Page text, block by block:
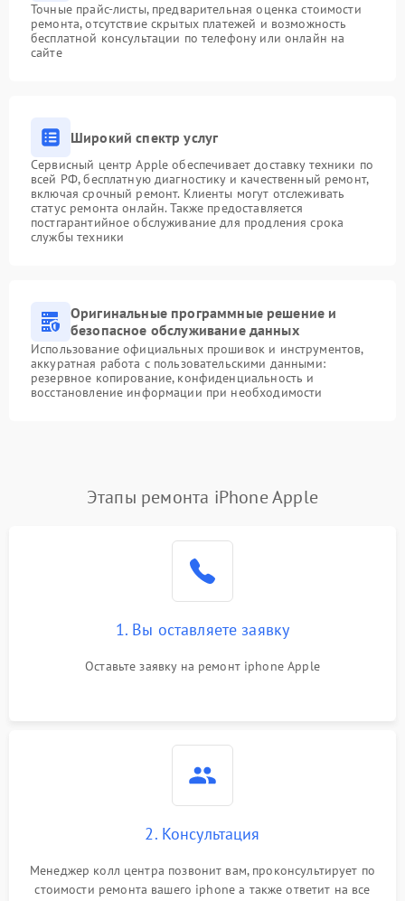
Точные прайс-листы, предварительная оценка стоимости
ремонта, отсутствие скрытых платежей и возможность
бесплатной консультации по телефону или онлайн на
сайте
Широкий спектр услуг
Сервисный центр Apple обеспечивает доставку техники по
всей РФ, бесплатную диагностику и качественный ремонт,
включая срочный ремонт. Клиенты могут отслеживать
статус ремонта онлайн. Также предоставляется
постгарантийное обслуживание для продления срока
службы техники
Оригинальные программные решение и
безопасное обслуживание данных
Использование официальных прошивок и инструментов,
аккуратная работа с пользовательскими данными:
резервное копирование, конфиденциальность и
восстановление информации при необходимости
Этапы ремонта iPhone Apple
1. Вы оставляете заявку
Оставьте заявку на ремонт iphone Apple
2. Консультация
Менеджер колл центра позвонит вам, проконсультирует по
стоимости ремонта вашего iphone а также ответит на все